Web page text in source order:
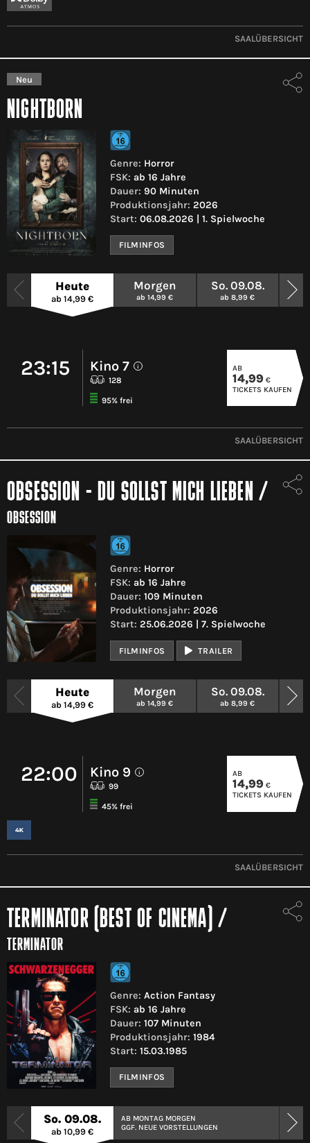
SAALÜBERSICHT
Neu
NIGHTBORN
Genre: Horror
FSK: ab 16 Jahre
Dauer: 90 Minuten
Produktionsjahr: 2026
Start: 06.08.2026 | 1. Spielwoche
FILMINFOS
Heute
ab 14,99 €
Morgen
ab 14,99 €
So. 09.08.
ab 8,99 €
23:15 Kino 7 i
128
95% frei
AB
14,99 €
TICKETS KAUFEN
SAALÜBERSICHT
OBSESSION - DU SOLLST MICH LIEBEN /
OBSESSION
Genre: Horror
FSK: ab 16 Jahre
Dauer: 109 Minuten
Produktionsjahr: 2026
Start: 25.06.2026 | 7. Spielwoche
FILMINFOS TRAILER
Heute
ab 14,99 €
Morgen
ab 14,99 €
So. 09.08.
ab 8,99 €
22:00 Kino 9 i
99
45% frei
AB
14,99 €
TICKETS KAUFEN
SAALÜBERSICHT
TERMINATOR (BEST OF CINEMA) /
TERMINATOR
Genre: Action Fantasy
FSK: ab 16 Jahre
Dauer: 107 Minuten
Produktionsjahr: 1984
Start: 15.03.1985
FILMINFOS
So. 09.08.
ab 10,99 €
AB MONTAG MORGEN
GGF. NEUE VORSTELLUNGEN